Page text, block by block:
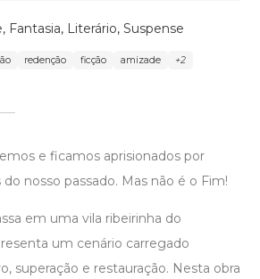
, Fantasia, Literário, Suspense
redenção ficção amizade +2
e ficamos aprisionados por
nosso passado. Mas não é o Fim!
em uma vila ribeirinha do
um cenário carregado
superação e restauração. Nesta obra